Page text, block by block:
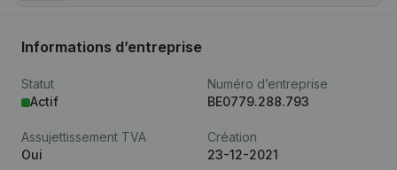
Informations d’entreprise
Statut
Actif
Numéro d’entreprise
BE0779.288.793
Assujettissement TVA
Oui
Création
23-12-2021